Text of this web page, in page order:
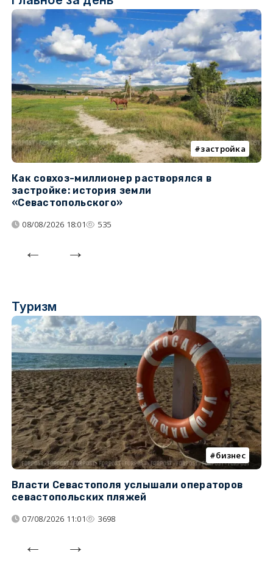
застройка
Как совхоз-миллионер растворялся в
застройке: история земли
«Севастопольского»
08/08/2026 18:01 535
Туризм
бизнес
Власти Севастополя услышали операторов
севастопольских пляжей
07/08/2026 11:01 3698